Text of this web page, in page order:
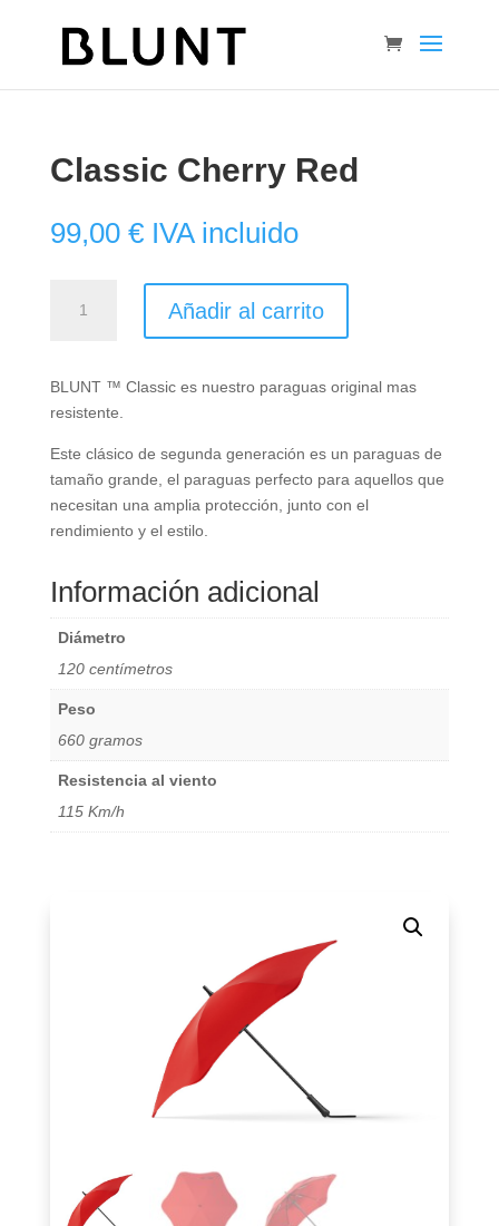
Classic Cherry Red
99,00 € IVA incluido
Cherry
Añadir al carrito
BLUNT ™ Classic es nuestro paraguas original mas
resistente.
Este clásico de segunda generación es un paraguas de
tamaño grande, el paraguas perfecto para aquellos que
necesitan una amplia protección, junto con el
rendimiento y el estilo.
Información adicional
Diámetro
120 centímetros
Peso
660 gramos
Resistencia al viento
115 Km/h